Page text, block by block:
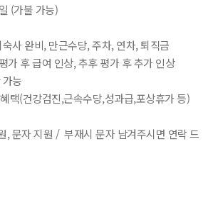
(가불 가능)
사 완비, 만근수당, 주차, 연차, 퇴직금
급여 인상, 추후 평가 후 추가 인상
능
강검진,근속수당,성과급,포상휴가 등)
, 문자 지원 / 부재시 문자 남겨주시면 연락 드